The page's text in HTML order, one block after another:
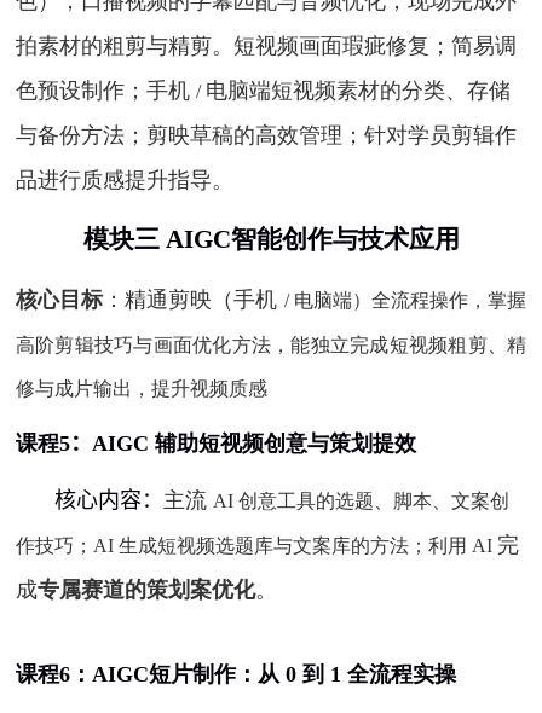
拍素材的粗剪与精剪。短视频画面瑕疵修复；简易调
色预设制作；手机 / 电脑端短视频素材的分类、存储
与备份方法；剪映草稿的高效管理；针对学员剪辑作
品进行质感提升指导。
模块三 AIGC智能创作与技术应用
核心目标：精通剪映（手机 / 电脑端）全流程操作，掌握
高阶剪辑技巧与画面优化方法，能独立完成短视频粗剪、精
修与成片输出，提升视频质感
课程5： AIGC 辅助短视频创意与策划提效
核心内容： 主流AI创意工具的选题、脚本、文案创
作技巧； AI 生成短视频选题库与文案库的方法；利用 AI 完
成专属赛道的策划案优化。
课程6： AIGC短片制作：从 0 到 1 全流程实操